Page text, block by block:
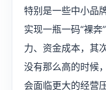
特别是一些中小品
实现一瓶一码“裸
力、资金成本，其
没有那么高的时候
会面临更大的经营压